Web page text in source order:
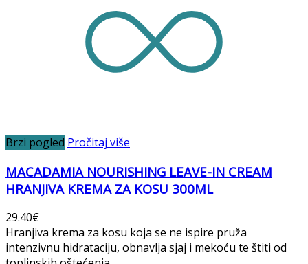
Brzi pogled Pročitaj više
MACADAMIA NOURISHING LEAVE-IN CREAM
HRANJIVA KREMA ZA KOSU 300ML
29.40€
Hranjiva krema za kosu koja se ne ispire pruža
intenzivnu hidrataciju, obnavlja sjaj i mekoću te štiti od